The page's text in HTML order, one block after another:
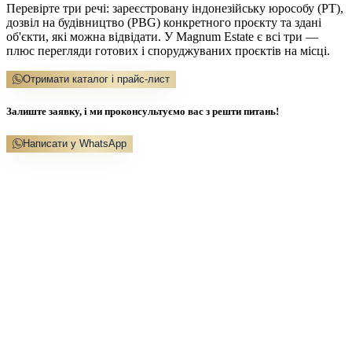
Перевірте три речі: зареєстровану індонезійську юрособу (PT),
дозвіл на будівництво (PBG) конкретного проєкту та здані
об'єкти, які можна відвідати. У Magnum Estate є всі три —
плюс перегляди готових і споруджуваних проєктів на місці.
Отримати каталог і прайс-лист
Залиште заявку, і ми проконсультуємо вас з решти питань!
Написати у WhatsApp